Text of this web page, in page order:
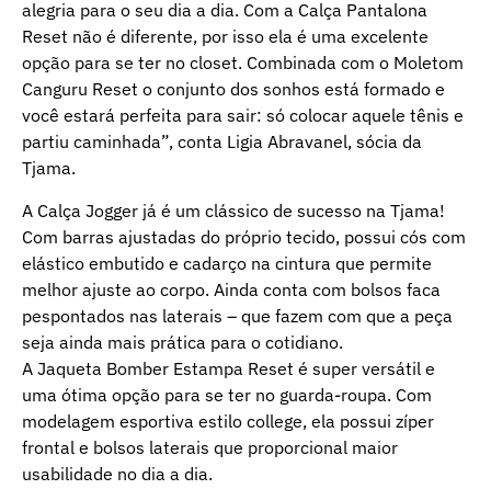
alegria para o seu dia a dia. Com a Calça Pantalona
Reset não é diferente, por isso ela é uma excelente
opção para se ter no closet. Combinada com o Moletom
Canguru Reset o conjunto dos sonhos está formado e
você estará perfeita para sair: só colocar aquele tênis e
partiu caminhada”, conta Ligia Abravanel, sócia da
Tjama.
A Calça Jogger já é um clássico de sucesso na Tjama!
Com barras ajustadas do próprio tecido, possui cós com
elástico embutido e cadarço na cintura que permite
melhor ajuste ao corpo. Ainda conta com bolsos faca
pespontados nas laterais – que fazem com que a peça
seja ainda mais prática para o cotidiano.
A Jaqueta Bomber Estampa Reset é super versátil e
uma ótima opção para se ter no guarda-roupa. Com
modelagem esportiva estilo college, ela possui zíper
frontal e bolsos laterais que proporcional maior
usabilidade no dia a dia.